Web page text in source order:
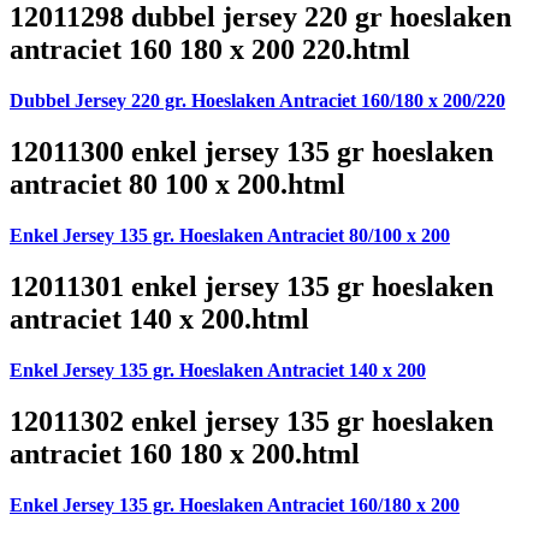
12011298 dubbel jersey 220 gr hoeslaken
antraciet 160 180 x 200 220.html
Dubbel Jersey 220 gr. Hoeslaken Antraciet 160/180 x 200/220
12011300 enkel jersey 135 gr hoeslaken
antraciet 80 100 x 200.html
Enkel Jersey 135 gr. Hoeslaken Antraciet 80/100 x 200
12011301 enkel jersey 135 gr hoeslaken
antraciet 140 x 200.html
Enkel Jersey 135 gr. Hoeslaken Antraciet 140 x 200
12011302 enkel jersey 135 gr hoeslaken
antraciet 160 180 x 200.html
Enkel Jersey 135 gr. Hoeslaken Antraciet 160/180 x 200